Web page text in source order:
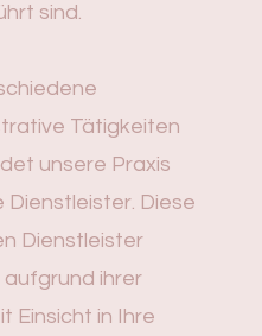
sind.
Tätigkeiten
unsere Praxis
Dienstleister. Diese
Dienstleister
aufgrund ihrer
Einsicht in Ihre